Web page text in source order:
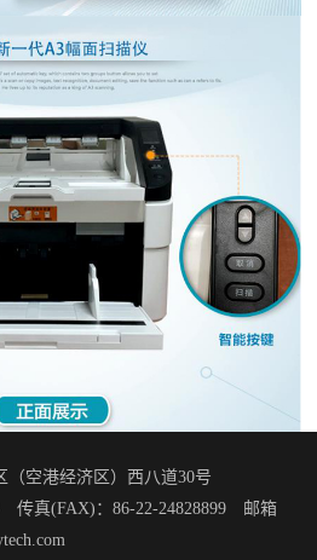
空港经济区）西八道30号
传真(FAX)：86-22-24828899 邮箱